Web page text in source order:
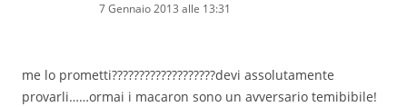
7 Gennaio 2013 alle 13:31
me lo prometti???????????????????devi assolutamente
provarli……ormai i macaron sono un avversario temibibile!